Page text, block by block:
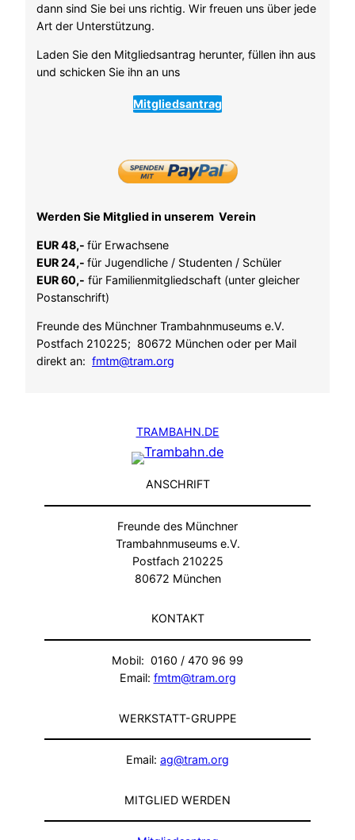
dann sind Sie bei uns richtig. Wir freuen uns über jede
Art der Unterstützung.
Laden Sie den Mitgliedsantrag herunter, füllen ihn aus
und schicken Sie ihn an uns
Mitgliedsantrag
Werden Sie Mitglied in unserem Verein
EUR 48,- für Erwachsene
EUR 24,- für Jugendliche / Studenten / Schüler
EUR 60,- für Familienmitgliedschaft (unter gleicher
Postanschrift)
Freunde des Münchner Trambahnmuseums e.V.
Postfach 210225; 80672 München oder per Mail
direkt an: fmtm@tram.org
TRAMBAHN.DE
ANSCHRIFT
Freunde des Münchner
Trambahnmuseums e.V.
Postfach 210225
80672 München
KONTAKT
Mobil: 0160 / 470 96 99
Email: fmtm@tram.org
WERKSTATT-GRUPPE
Email: ag@tram.org
MITGLIED WERDEN